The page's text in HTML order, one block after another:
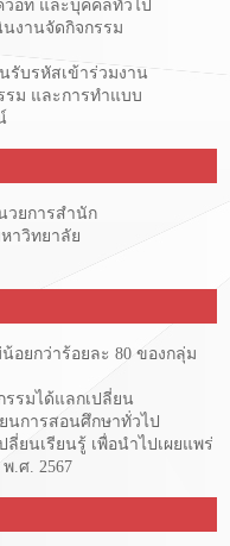
อท และบุคคลทั่วไป
นงานจัดกิจกรรม
รับรหัสเข้าร่วมงาน
รม และการทำแบบ
วยการสำนัก
าวิทยาลัย
อยกว่าร้อยละ 80 ของกลุ่ม
รรมได้แลกเปลี่ยน
นการสอนศึกษาทั่วไป
ยนเรียนรู้ เพื่อนำไปเผยแพร่
.ศ. 2567